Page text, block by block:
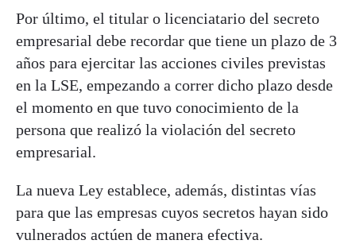
Por último, el titular o licenciatario del secreto
empresarial debe recordar que tiene un plazo de 3
años para ejercitar las acciones civiles previstas
en la LSE, empezando a correr dicho plazo desde
el momento en que tuvo conocimiento de la
persona que realizó la violación del secreto
empresarial.
La nueva Ley establece, además, distintas vías
para que las empresas cuyos secretos hayan sido
vulnerados actúen de manera efectiva.